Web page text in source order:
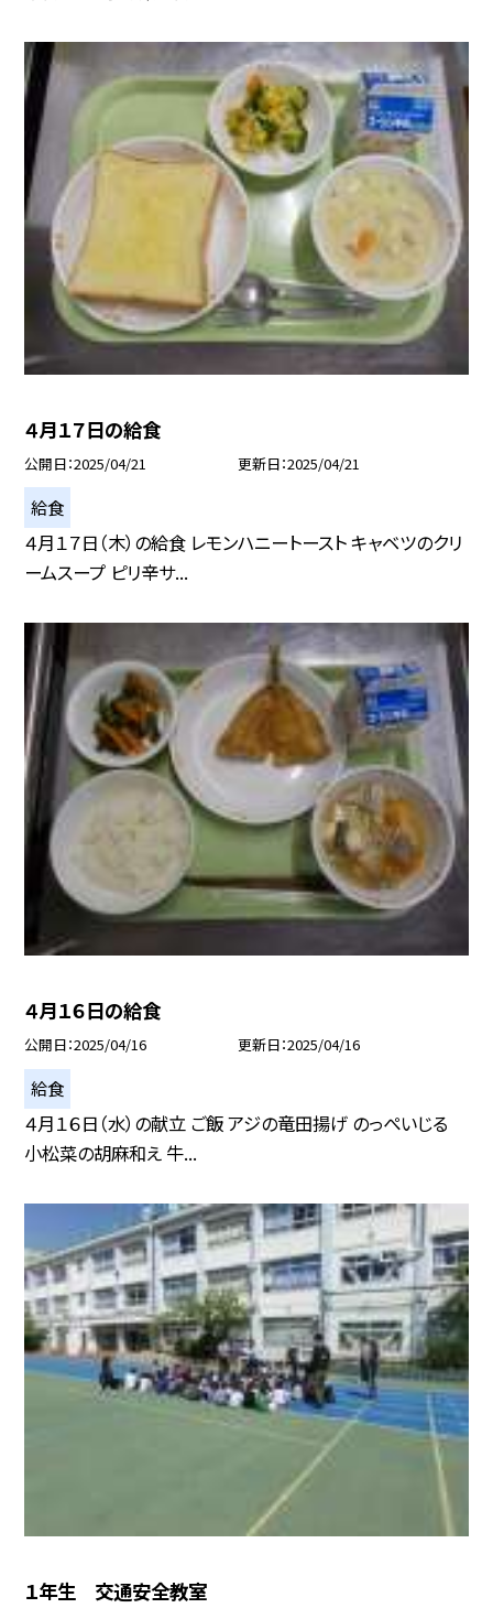
４月１７日の給食
公開日 2025/04/21 更新日 2025/04/21
給食
４月１７日（木）の給食 レモンハニートースト キャベツのクリ
ームスープ ピリ辛サ...
４月１６日の給食
公開日 2025/04/16 更新日 2025/04/16
給食
４月１６日（水）の献立 ご飯 アジの竜田揚げ のっぺいじる
小松菜の胡麻和え 牛...
１年生 交通安全教室